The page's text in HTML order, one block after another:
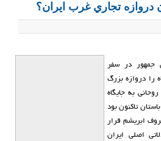
دروازه تجاري غرب ایران؟
جمهور در سفر
را دروازه بزرگ
به جایگاه
تاکنون بود
ابریشم قرار
اصلی ایران